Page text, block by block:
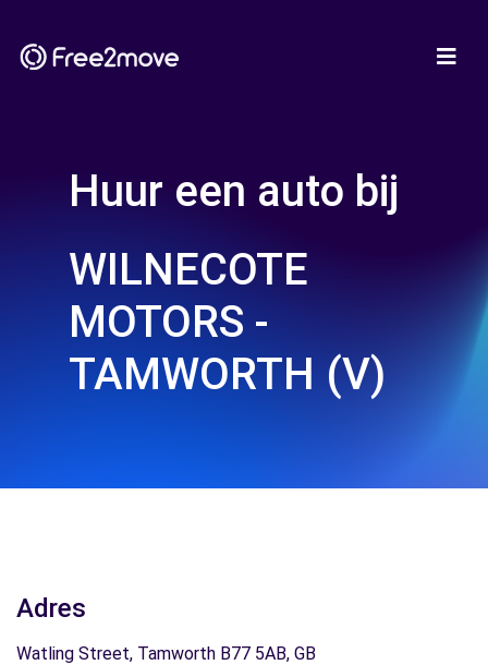
Huur een auto bij
WILNECOTE
MOTORS -
TAMWORTH (V)
Adres
Watling Street, Tamworth B77 5AB, GB